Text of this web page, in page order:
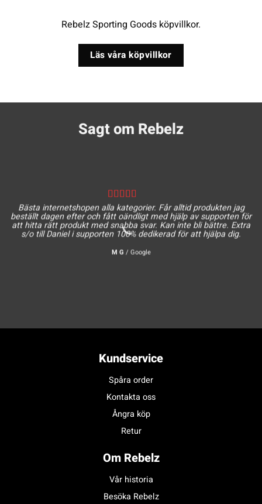
Rebelz Sporting Goods köpvillkor.
Läs våra köpvillkor
Sagt om Rebelz
Bästa internetshopen alla kategorier. Får alltid produkten jag
beställt dagen efter och fått oändligt med hjälp av supporten för
att hitta rätt produkt med snabba svar. Kan inte bli bättre. Extra
s/o till Daniel i supporten 100% dedikerad för att hjälpa dig.
M G / Google
Kundservice
Spåra order
Kontakta oss
Ångra köp
Retur
Om Rebelz
Vår historia
Besöka Rebelz